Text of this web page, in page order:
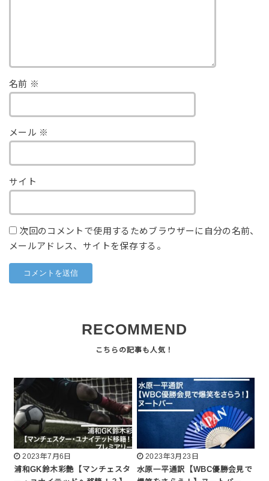
名前 ※
メール ※
サイト
次回のコメントで使用するためブラウザーに自分の名前、
メールアドレス、サイトを保存する。
RECOMMEND
2023年7月6日
浦和GK鈴木彩艶【マンチェスタ
2023年3月23日
水原一平通訳【WBC優勝会見で